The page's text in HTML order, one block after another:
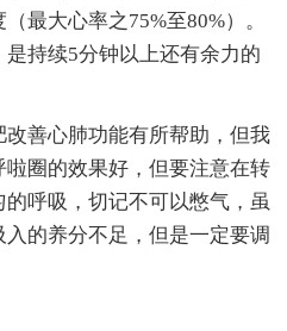
最大心率之75%至80%）。
持续5分钟以上还有余力的
善心肺功能有所帮助，但我
圈的效果好，但要注意在转
呼吸，切记不可以憋气，虽
的养分不足，但是一定要调